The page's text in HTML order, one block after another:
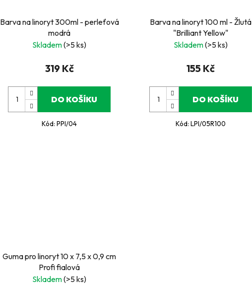
Barva na linoryt 300ml - perleťová
modrá
Skladem(>5 ks)
319 Kč
DO KOŠÍKU
Kód:PPI/04
Barva na linoryt 100 ml - Žlutá
"Brilliant Yellow"
Skladem(>5 ks)
155 Kč
DO KOŠÍKU
Kód: LPI/05R100
Guma pro linoryt 10 x 7,5 x 0,9 cm
Profi fialová
Skladem(>5 ks)